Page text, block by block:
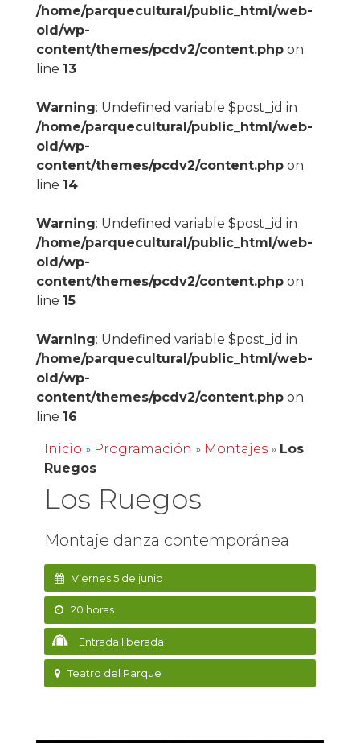
/home/parquecultural/public_html/web-
old/wp-
content/themes/pcdv2/content.phpon
line 13
Warning: Undefined variable $post_id in
/home/parquecultural/public_html/web-
old/wp-
content/themes/pcdv2/content.phpon
line 14
Warning: Undefined variable $post_id in
/home/parquecultural/public_html/web-
old/wp-
content/themes/pcdv2/content.phpon
line 15
Warning: Undefined variable $post_id in
/home/parquecultural/public_html/web-
old/wp-
content/themes/pcdv2/content.phpon
line 16
Inicio » Programación » Montajes» Los
Ruegos
Los Ruegos
Montaje danza contemporánea
Viernes 5 de junio
20 horas
Entrada liberada
Teatro del Parque